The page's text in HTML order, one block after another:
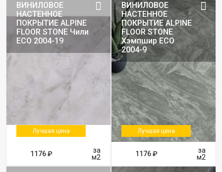
ВИНИЛОВОЕ
НАСТЕННОЕ
ПОКРЫТИЕ ALPINE
FLOOR STONE Чили
ЕСО 2004-19
Лучшая цена
1176 ₽
за
м2
ВИНИЛОВОЕ
НАСТЕННОЕ
ПОКРЫТИЕ ALPINE
FLOOR STONE
Хэмпшир ЕСО
2004-9
Лучшая цена
1176 ₽
за
м2